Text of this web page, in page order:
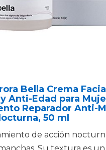
Bella Crema
Anti-Edad para
Reparador Anti-
50 ml
de acción